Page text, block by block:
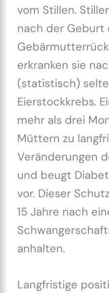
vom Stillen.
nach der Geburt
erkranken sie
(statistisch)
Eierstockkrebs.
mehr als drei
Müttern zu
Veränderungen
und beugt
vor. Dieser
15 Jahre nach
anhalten.
Langfristige